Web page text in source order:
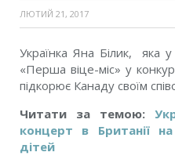
ЛЮТИЙ 21, 2017
Українка Яна Білик, яка
«Перша віце-міс» у
підкорює Канаду своїм
Читати за темою:
концерт в Британії
дітей